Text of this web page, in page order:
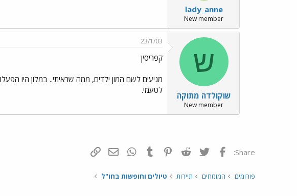
lady_anne
New member
ש
שוקולדה מתוקה
New member
23/1/03
קפריסין
מגיעים לשם המון ילדים, ממה שראיתי.. במלון היו
לטעמי.
Share: פייסבוק Twitter
Reddit
Pinterest
Tumblr
WhatsAppדואר אלקטרוני
פורומים המומחים תיירות טיולים וחופשות בחו"ל